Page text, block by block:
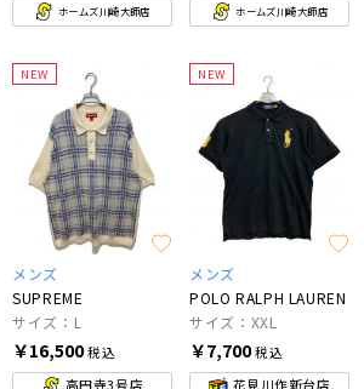
ホームズ川崎大師店 ホームズ川崎大師店
NEW
メンズ
SUPREME
サイズ：L
￥16,500税込
高円寺3号店
NEW
メンズ
POLO RALPH LAUREN
サイズ：XXL
￥7,700税込
花見川作新台店